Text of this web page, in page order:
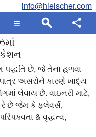
info@hielscher.com
પદ્ધતિ છે, જે તેના હળવા
અસરોને કારણે ખાદ્ય
લેવાય છે. વાઇનરી માટે,
છે જેમ કે ફ્લેવર્સ,
& વૃદ્ધત્વ,